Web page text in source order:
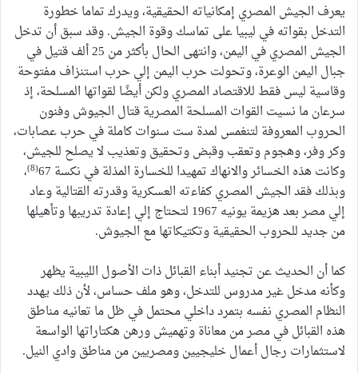
يعرف الجيش المصري إمكانياته الحقيقية، ويدرك تماما خطورة
التدخل بقواته في ليبيا على تماسك وقوة الجيش. وقد سبق أن تدخل
الجيش المصري في اليمن، وانتهى الحال بأكثر من 25 ألف قتيل في
جبال اليمن الوعرة، وتحولت حرب اليمن إلي حرب استنزاف مفتوحة
وقاسية ليس فقط للاقتصاد المصري ولكن أيضًا لقواتها المسلحة، إذ
سرعان ما نسيت القوات المسلحة المصرية قتال الجيوش وفنون
الحروب المعروفة لتنغمس لمدة ست سنوات كاملة في حرب عصابات،
وكر وفر، وهجوم وتعقب وقبض وتحقيق وتعذيب لا يصلح للجيش،
وكانت هذه الخسائر والانهاك تمهيدا للخسارة المذلة في نكسة 67
(8) ،
وبذلك فقد الجيش المصري كفاءته العسكرية وقدرته القتالية وعاد
إلي مصر بعد هزيمة يونيه 1967 لتحتاج إلي إعادة تدريبها وتأهيلها
من جديد للحروب الحقيقية وتكتيكاتها مع الجيوش.
كما أن الحديث عن تجنيد أبناء القبائل ذات الأصول الليبية يظهر
وكأنه مدخل غير مدروس للتدخل، وهو ملف حساس، لأن ذلك يهدد
النظام المصري نفسه بتمرد داخلي محتمل في ظل ما تعانيه مناطق
هذه القبائل في مصر من معاناة وتهميش ورهن هكتاراتها الواسعة
لاستثمارات رجال أعمال خليجيين ومصريين من مناطق وادي النيل.